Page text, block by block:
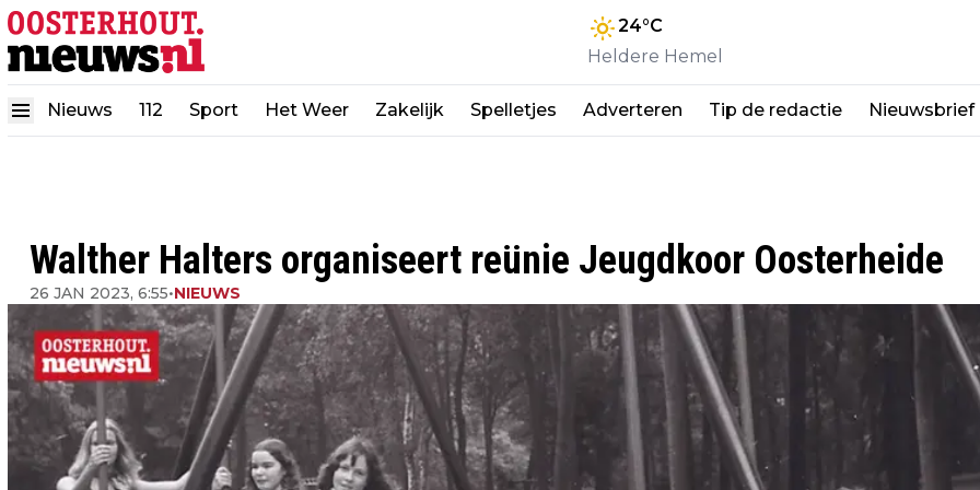
24°C
Heldere Hemel
Nieuws 112 Sport Het Weer Zakelijk Spelletjes Adverteren Tip de redactie Nieuwsbrief
Walther Halters organiseert reünie Jeugdkoor Oosterheide
26 JAN 2023, 6:55•NIEUWS